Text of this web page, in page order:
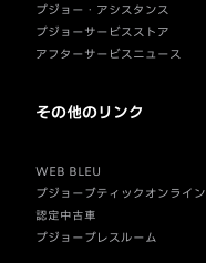
プジョー・アシスタンス
プジョーサービスストア
アフターサービスニュース
その他のリンク
WEB BLEU
プジョーブティックオンライン
認定中古車
プジョープレスルーム